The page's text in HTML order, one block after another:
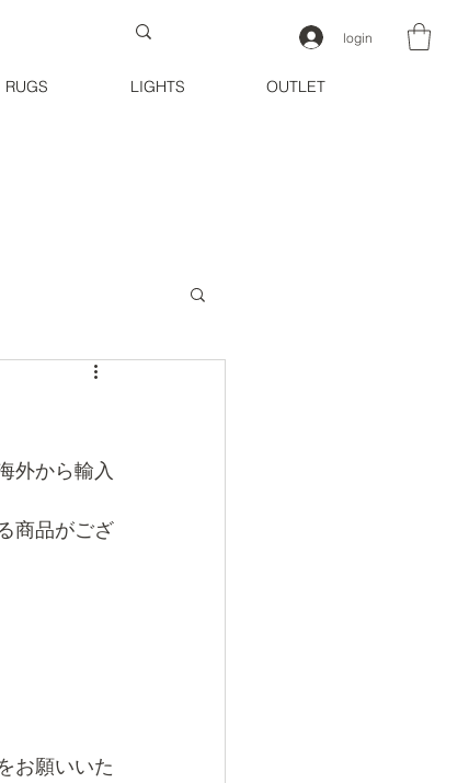
login
RUGS LIGHTS OUTLET
外から輸入
商品がござ
お願いいた